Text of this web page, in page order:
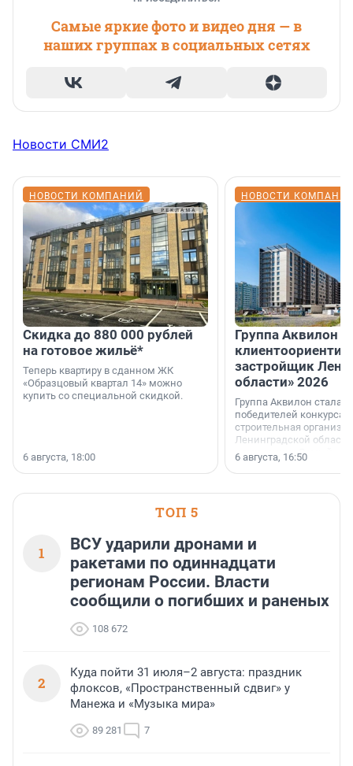
Самые яркие фото и видео дня — в
наших группах в социальных сетях
Новости СМИ2
НОВОСТИ КОМПАНИЙ
Скидка до 880 000 рублей
на готовое жильё*
Теперь квартиру в сданном ЖК
«Образцовый квартал 14» можно
купить со специальной скидкой.
6 августа, 18:00
НОВОСТИ
Группа Аквилон
застройщик
области» 2026
Группа Аквилон стала
победителей конкурса
строительная
Ленинградской области
номинации «Самый
застройщик
области».
6 августа, 16:50
ТОП 5
1
ВСУ ударили дронами и
ракетами по одиннадцати
регионам России. Власти
сообщили о погибших и раненых
108 672
2
Куда пойти 31 июля–2 августа: праздник
флоксов, «Пространственный сдвиг» у
Манежа и «Музыка мира»
89 281 7